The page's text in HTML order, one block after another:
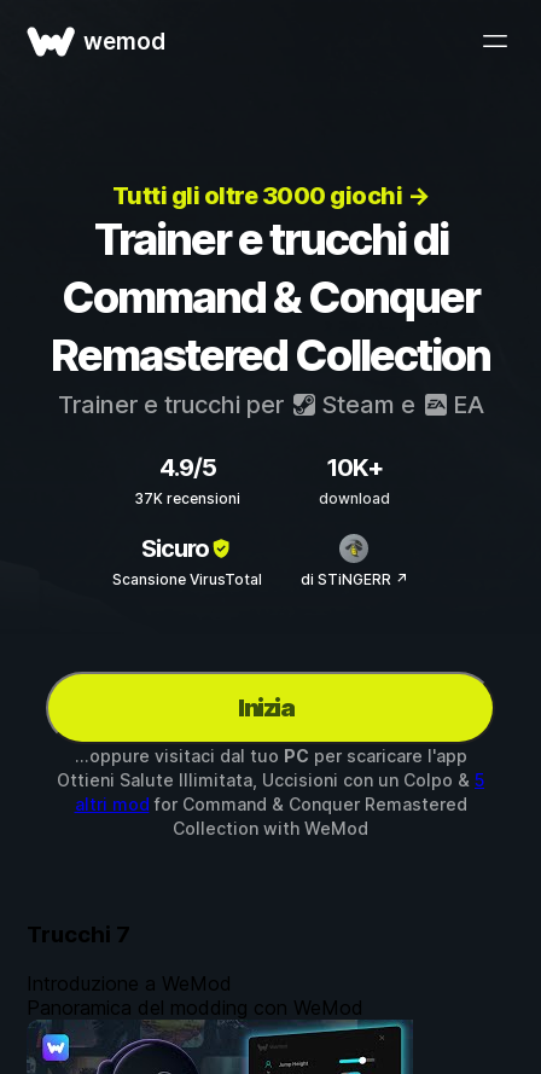
wemod
Tutti gli oltre 3000 giochi →
Trainer e trucchi di
Command & Conquer
Remastered Collection
Trainer e trucchi per Steam e EA
4.9/5
37K recensioni
10K+
download
Sicuro
Scansione VirusTotal di STiNGERR ↗
Inizia
...oppure visitaci dal tuo PC per scaricare l'app
Ottieni Salute Illimitata, Uccisioni con un Colpo & 5
altri mod for Command & Conquer Remastered
Collection with WeMod
Trucchi 7
Introduzione a WeMod
Panoramica del modding con WeMod